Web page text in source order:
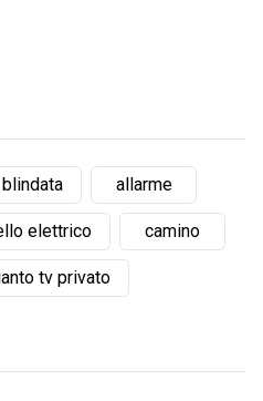
allarme
elettrico camino
tv privato